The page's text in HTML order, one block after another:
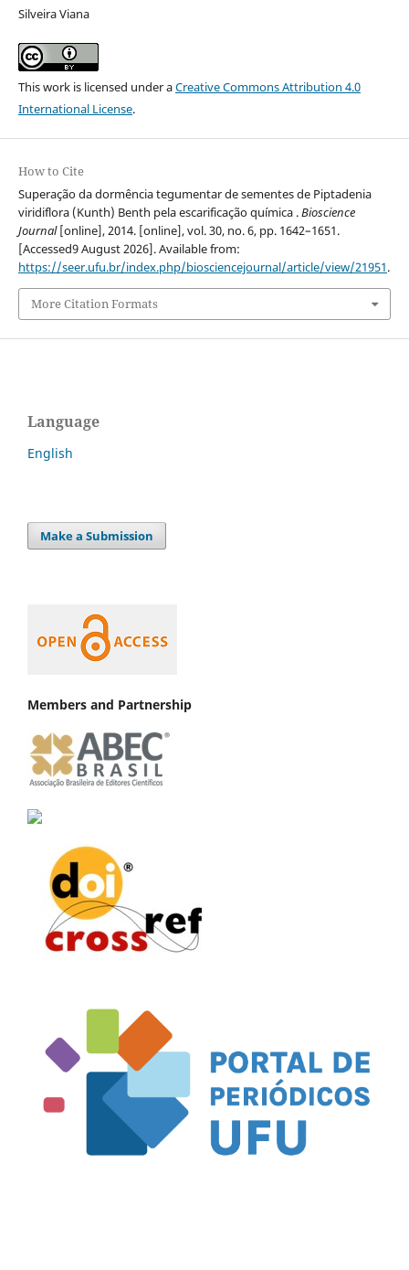
Silveira Viana
This work is licensed under aCreative Commons Attribution 4.0
International License.
How to Cite
Superação da dormência tegumentar de sementes de Piptadenia
viridiflora (Kunth) Benth pela escarificação química .Bioscience
Journal[online], 2014. [online], vol. 30, no. 6, pp. 1642–1651.
[Accessed9 August 2026]. Available from:
https://seer.ufu.br/index.php/biosciencejournal/article/view/21951.
More Citation Formats
Language
English
Make a Submission
Members and Partnership